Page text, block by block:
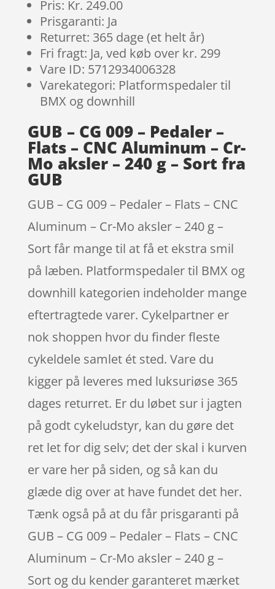
Pris: Kr. 249.00
Prisgaranti: Ja
Returret: 365 dage (et helt år)
Fri fragt: Ja, ved køb over kr. 299
Vare ID: 5712934006328
Varekategori: Platformspedaler til
BMX og downhill
GUB – CG 009 – Pedaler –
Flats – CNC Aluminum – Cr-
Mo aksler – 240 g – Sort fra
GUB
GUB – CG 009 – Pedaler – Flats – CNC
Aluminum – Cr-Mo aksler – 240 g –
Sort får mange til at få et ekstra smil
på læben. Platformspedaler til BMX og
downhill kategorien indeholder mange
eftertragtede varer. Cykelpartner er
nok shoppen hvor du finder fleste
cykeldele samlet ét sted. Vare du
kigger på leveres med luksuriøse 365
dages returret. Er du løbet sur i jagten
på godt cykeludstyr, kan du gøre det
ret let for dig selv; det der skal i kurven
er vare her på siden, og så kan du
glæde dig over at have fundet det her.
Tænk også på at du får prisgaranti på
GUB – CG 009 – Pedaler – Flats – CNC
Aluminum – Cr-Mo aksler – 240 g –
Sort og du kender garanteret mærket